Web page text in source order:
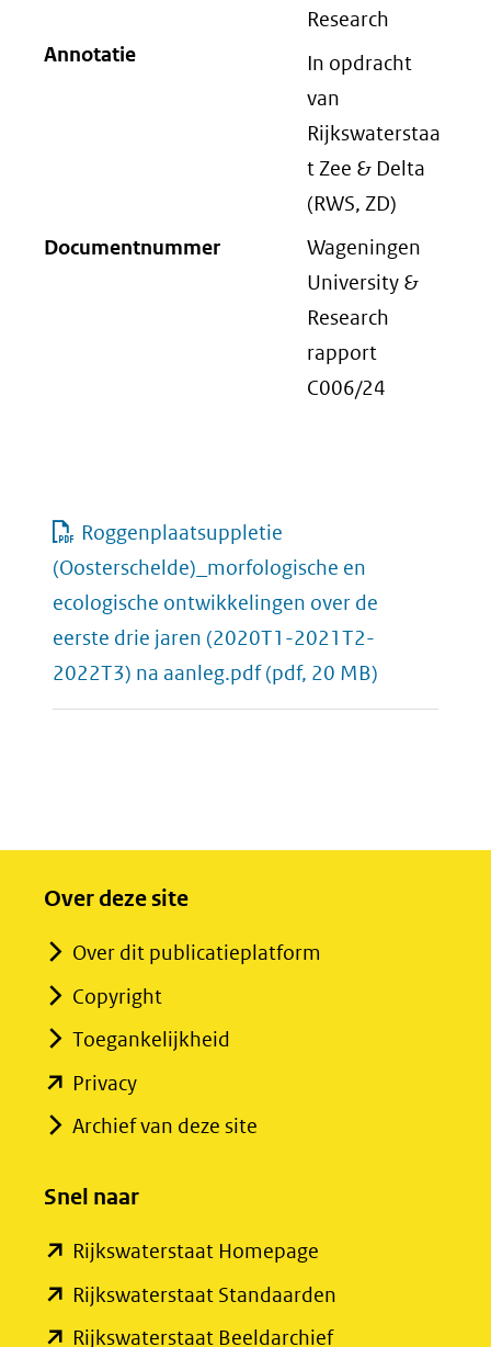
Research
Annotatie
In opdracht
van
Rijkswaterstaa
t Zee & Delta
(RWS, ZD)
Documentnummer
Wageningen
University &
Research
rapport
C006/24
Roggenplaatsuppletie
(Oosterschelde)_morfologische en
ecologische ontwikkelingen over de
eerste drie jaren (2020T1-2021T2-
2022T3) na aanleg.pdf(pdf, 20 MB)
Over deze site
Over dit publicatieplatform
Copyright
Toegankelijkheid
Privacy(opent
in
venster)
naar
een
andere
Archief van deze site
Snel naar
Rijkswaterstaat Homepage
in
Rijkswaterstaat Standaarden
Rijkswaterstaat Beeldarchief(opent